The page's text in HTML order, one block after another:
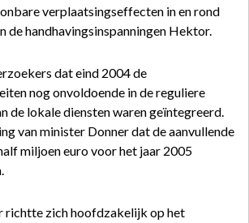
verplaatsingseffecten in en rond
de handhavingsinspanningen Hektor.
dat eind 2004 de
nog onvoldoende in de reguliere
de lokale diensten waren geïntegreerd.
van minister Donner dat de aanvullende
miljoen euro voor het jaar 2005
zich hoofdzakelijk op het